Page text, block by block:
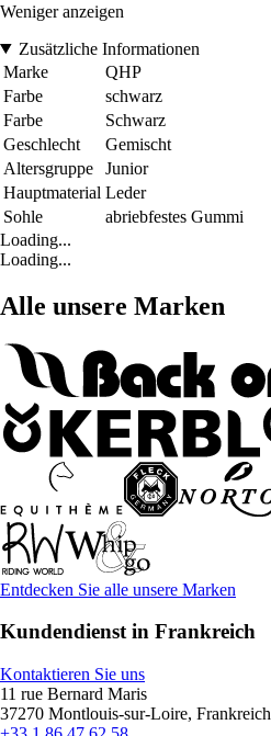
Weniger anzeigen
Zusätzliche Informationen
Marke
QHP
Farbe
schwarz
Farbe
Schwarz
Geschlecht
Gemischt
Altersgruppe
Junior
Hauptmaterial Leder
Sohle
abriebfestes Gummi
Loading...
Loading...
Alle unsere Marken
Entdecken Sie alle unsere Marken
Kundendienst in Frankreich
Kontaktieren Sie uns
11 rue Bernard Maris
37270 Montlouis-sur-Loire, Frankreich